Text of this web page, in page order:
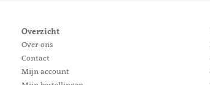
Overzicht
Over ons
Contact
Mijn account